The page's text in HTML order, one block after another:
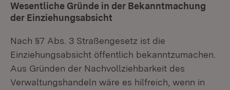
Wesentliche Gründe in der Bekanntmachung
der Einziehungsabsicht
Nach §7 Abs. 3 Straßengesetz ist die
Einziehungsabsicht öffentlich bekanntzumachen.
Aus Gründen der Nachvollziehbarkeit des
Verwaltungshandeln wäre es hilfreich, wenn in